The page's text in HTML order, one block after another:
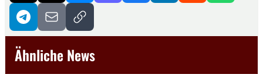
Ähnliche News